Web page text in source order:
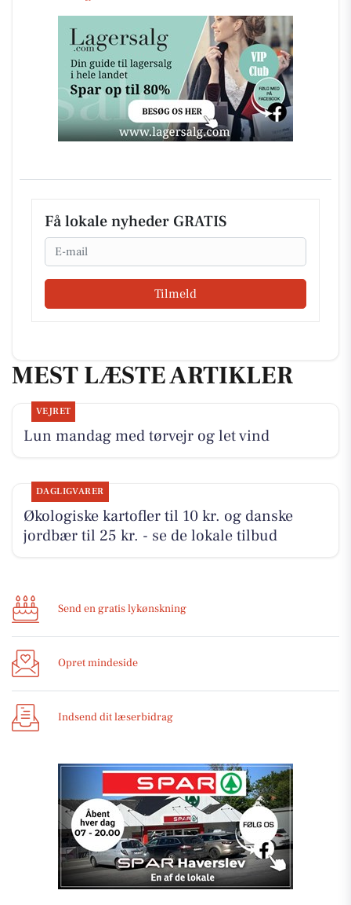
Få lokale nyheder GRATIS
Email
Tilmeld
MEST LÆSTE ARTIKLER
VEJRET
Lun mandag med tørvejr og let vind
DAGLIGVARER
Økologiske kartofler til 10 kr. og danske
jordbær til 25 kr. - se de lokale tilbud
Send en gratis lykønskning
Opret mindeside
Indsend dit læserbidrag